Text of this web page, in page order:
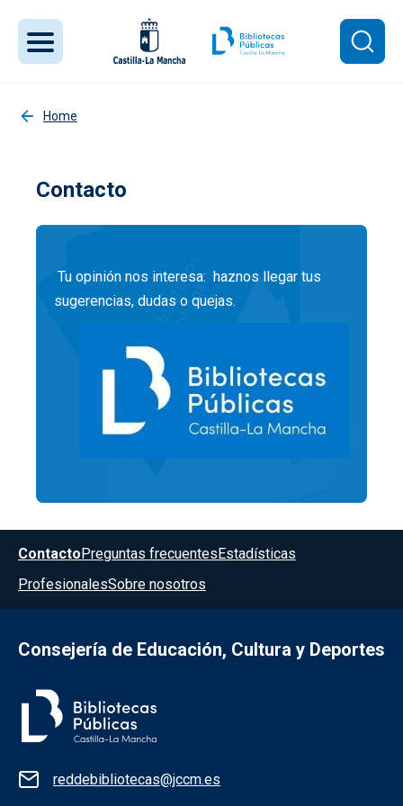
Home
Contacto
Tu opinión nos interesa: haznos llegar tus
sugerencias, dudas o quejas.
Menú del pie
Contacto Preguntas frecuentes Estadísticas
ProfesionalesSobre nosotros
Consejería de Educación, Cultura y Deportes
Información de la institución
reddebibliotecas@jccm.es